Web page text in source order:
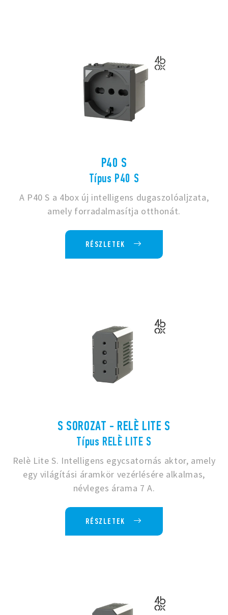
P40 S
Típus P40 S
A P40 S a 4box új intelligens dugaszolóaljzata,
amely forradalmasítja otthonát.
RÉSZLETEK
S SOROZAT - RELÈ LITE S
Típus RELÈ LITE S
Relè Lite S. Intelligens egycsatornás aktor, amely
egy világítási áramkör vezérlésére alkalmas,
névleges árama 7 A.
RÉSZLETEK